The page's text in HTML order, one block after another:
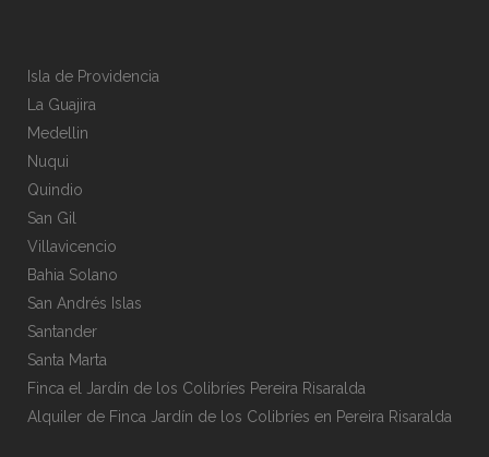
Isla de Providencia
La Guajira
Medellin
Nuqui
Quindio
San Gil
Villavicencio
Bahia Solano
San Andrés Islas
Santander
Santa Marta
Finca el Jardín de los Colibríes Pereira Risaralda
Alquiler de Finca Jardín de los Colibríes en Pereira Risaralda